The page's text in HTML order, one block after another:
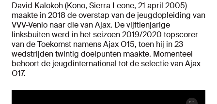
David Kalokoh (Kono, Sierra Leone, 21 april 2005)
maakte in 2018 de overstap van de jeugdopleiding van
VVV-Venlo naar die van Ajax. De vijftienjarige
linksbuiten werd in het seizoen 2019/2020 topscorer
van de Toekomst namens Ajax O15, toen hij in 23
wedstrijden twintig doelpunten maakte. Momenteel
behoort de jeugdinternational tot de selectie van Ajax
O17.